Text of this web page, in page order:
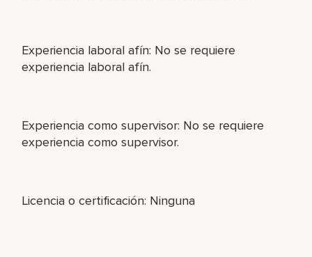
Experiencia laboral afín: No se requiere
experiencia laboral afín.
Experiencia como supervisor: No se requiere
experiencia como supervisor.
Licencia o certificación: Ninguna